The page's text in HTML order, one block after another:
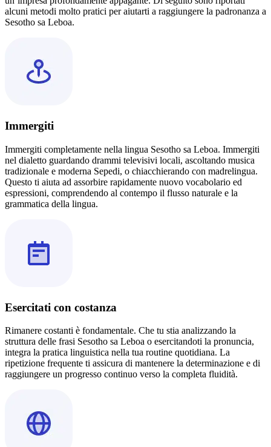
alcuni metodi molto pratici per aiutarti a raggiungere la padronanza a
Sesotho sa Leboa.
Immergiti
Immergiti completamente nella lingua Sesotho sa Leboa. Immergiti
nel dialetto guardando drammi televisivi locali, ascoltando musica
tradizionale e moderna Sepedi, o chiacchierando con madrelingua.
Questo ti aiuta ad assorbire rapidamente nuovo vocabolario ed
espressioni, comprendendo al contempo il flusso naturale e la
grammatica della lingua.
Esercitati con costanza
Rimanere costanti è fondamentale. Che tu stia analizzando la
struttura delle frasi Sesotho sa Leboa o esercitandoti la pronuncia,
integra la pratica linguistica nella tua routine quotidiana. La
ripetizione frequente ti assicura di mantenere la determinazione e di
raggiungere un progresso continuo verso la completa fluidità.